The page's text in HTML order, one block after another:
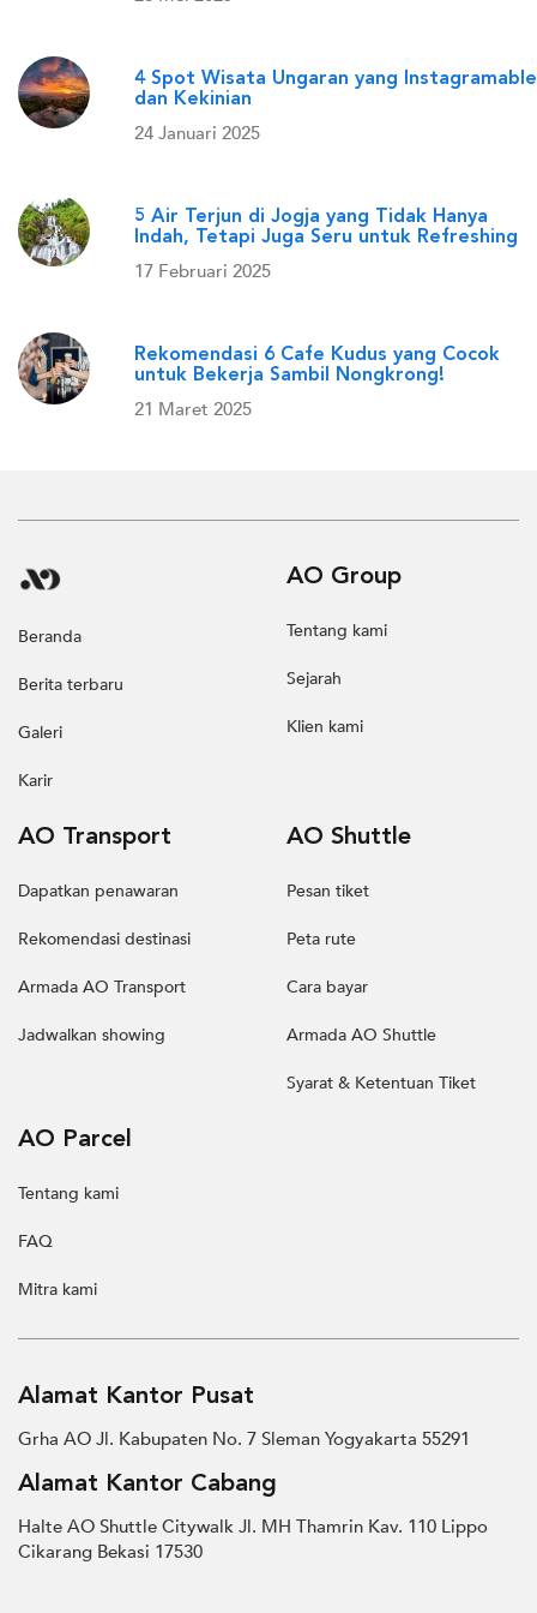
4 Spot Wisata Ungaran yang Instagramable
dan Kekinian
24 Januari 2025
5 Air Terjun di Jogja yang Tidak Hanya
Indah, Tetapi Juga Seru untuk Refreshing
17 Februari 2025
Rekomendasi 6 Cafe Kudus yang Cocok
untuk Bekerja Sambil Nongkrong!
21 Maret 2025
Beranda
Berita terbaru
Galeri
Karir
AO Group
Tentang kami
Sejarah
Klien kami
AO Transport
Dapatkan penawaran
Rekomendasi destinasi
Armada AO Transport
Jadwalkan showing
AO Shuttle
Pesan tiket
Peta rute
Cara bayar
Armada AO Shuttle
Syarat & Ketentuan Tiket
AO Parcel
Tentang kami
FAQ
Mitra kami
Alamat Kantor Pusat
Grha AO Jl. Kabupaten No. 7 Sleman Yogyakarta 55291
Alamat Kantor Cabang
Halte AO Shuttle Citywalk Jl. MH Thamrin Kav. 110 Lippo
Cikarang Bekasi 17530